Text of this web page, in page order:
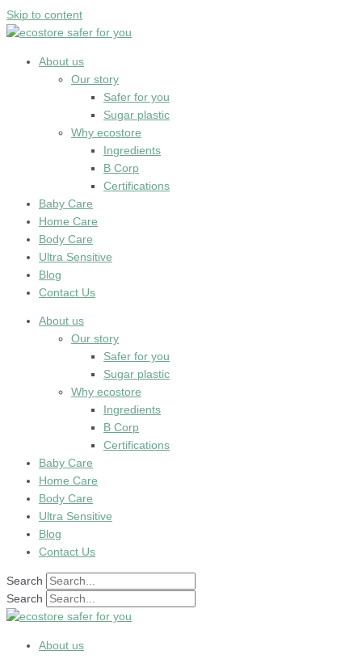
Skip to content
About us
Our story
Safer for you
Sugar plastic
Why ecostore
Ingredients
B Corp
Certifications
Baby Care
Home Care
Body Care
Ultra Sensitive
Blog
Contact Us
About us
Our story
Safer for you
Sugar plastic
Why ecostore
Ingredients
B Corp
Certifications
Baby Care
Home Care
Body Care
Ultra Sensitive
Blog
Contact Us
Search
Search
About us